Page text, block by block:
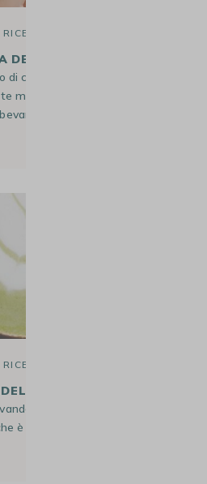
RICETTE
DEL FLAT WHITE
di caffè Arabica e vuoi provare
macchiato e cappuccino, questa
bevanda…
RICETTE
MATCHA LATTE
cremosa e dal vivace colore
è rapidamente diventata…